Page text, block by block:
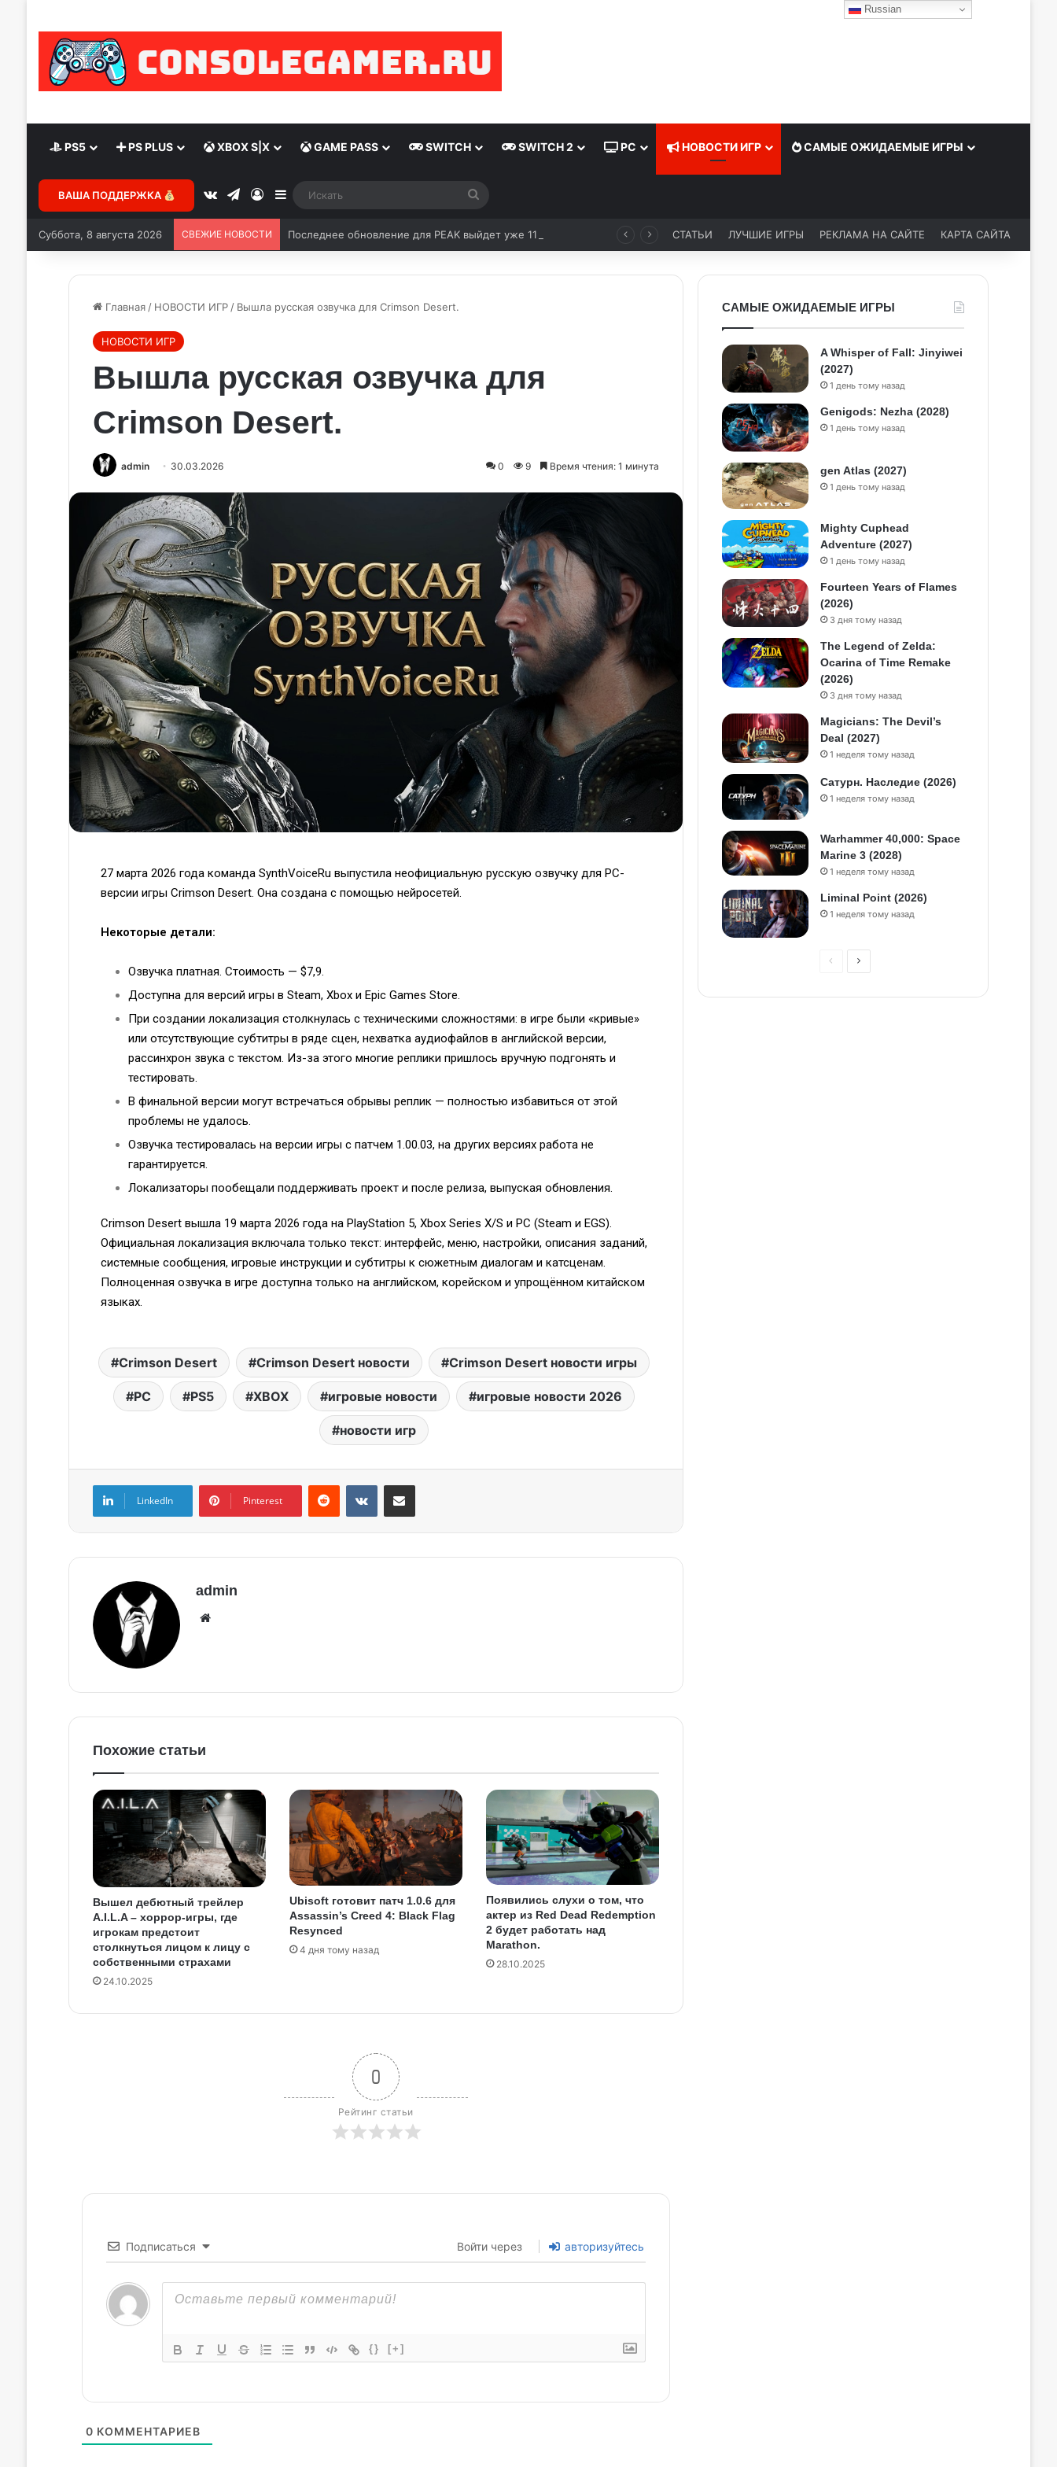
PS5 PS PLUS XBOX S|X GAME PASS SWITCH SWITCH 2 PC НОВОСТИ ИГР САМЫЕ ОЖИДАЕМЫЕ ИГРЫ
ВАША ПОДДЕРЖКА
Суббота, 8 августа 2026 СВЕЖИЕ НОВОСТИ Последнее обновление для PEAK выйдет уже 11 августа СТАТЬИ ЛУЧШИЕ ИГРЫ РЕКЛАМА НА САЙТЕ КАРТА САЙТА
Главная / НОВОСТИ ИГР / Вышла русская озвучка для Crimson Desert.
НОВОСТИ ИГР
Вышла русская озвучка для
Crimson Desert.
admin 30.03.2026 0 9 Время чтения: 1 минута
27 марта 2026 года команда SynthVoiceRu выпустила неофициальную русскую озвучку для PC-
версии игры Crimson Desert. Она создана с помощью нейросетей.
Некоторые детали:
Озвучка платная. Стоимость — $7,9.
Доступна для версий игры в Steam, Xbox и Epic Games Store.
При создании локализация столкнулась с техническими сложностями: в игре были «кривые»
или отсутствующие субтитры в ряде сцен, нехватка аудиофайлов в английской версии,
рассинхрон звука с текстом. Из-за этого многие реплики пришлось вручную подгонять и
тестировать.
В финальной версии могут встречаться обрывы реплик — полностью избавиться от этой
проблемы не удалось.
Озвучка тестировалась на версии игры с патчем 1.00.03, на других версиях работа не
гарантируется.
Локализаторы пообещали поддерживать проект и после релиза, выпуская обновления.
Crimson Desert вышла 19 марта 2026 года на PlayStation 5, Xbox Series X/S и PC (Steam и EGS).
Официальная локализация включала только текст: интерфейс, меню, настройки, описания заданий,
системные сообщения, игровые инструкции и субтитры к сюжетным диалогам и катсценам.
Полноценная озвучка в игре доступна только на английском, корейском и упрощённом китайском
языках.
Crimson Desert Crimson Desert новости Crimson Desert новости игры
PC PS5 XBOX игровые новости игровые новости 2026
новости игр
LinkedIn Pinterest
admin
Похожие статьи
Вышел дебютный трейлер
A.I.L.A – хоррор-игры, где
игрокам предстоит
столкнуться лицом к лицу с
собственными страхами
24.10.2025
Ubisoft готовит патч 1.0.6 для
Assassin’s Creed 4: Black Flag
Resynced
4 дня тому назад
Появились слухи о том, что
актер из Red Dead Redemption
2 будет работать над
Marathon.
28.10.2025
0
Рейтинг статьи
Подписаться Войти через авторизуйтесь
{} [+]
0 КОММЕНТАРИЕВ
САМЫЕ ОЖИДАЕМЫЕ ИГРЫ
A Whisper of Fall: Jinyiwei
(2027)
1 день тому назад
Genigods: Nezha (2028)
1 день тому назад
gen Atlas (2027)
1 день тому назад
Mighty Cuphead
Adventure (2027)
1 день тому назад
Fourteen Years of Flames
(2026)
3 дня тому назад
The Legend of Zelda:
Ocarina of Time Remake
(2026)
3 дня тому назад
Magicians: The Devil’s
Deal (2027)
1 неделя тому назад
Сатурн. Наследие (2026)
1 неделя тому назад
Warhammer 40,000: Space
Marine 3 (2028)
1 неделя тому назад
Liminal Point (2026)
1 неделя тому назад
Russian